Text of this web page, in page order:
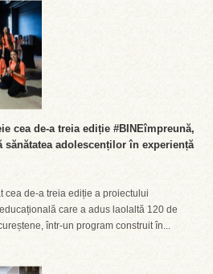
cea de-a treia ediție #BINEîmpreună,
adolescenților în experiență
cea de-a treia ediție a proiectului
care a adus laolaltă 120 de
într-un program construit în...